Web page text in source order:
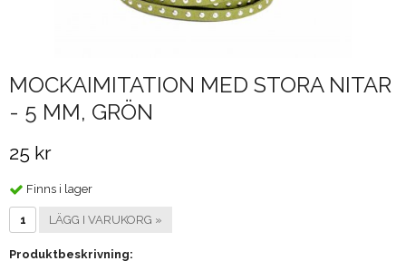
MOCKAIMITATION MED STORA NITAR
- 5 MM, GRÖN
25 kr
Finns i lager
LÄGG I VARUKORG »
Produktbeskrivning: